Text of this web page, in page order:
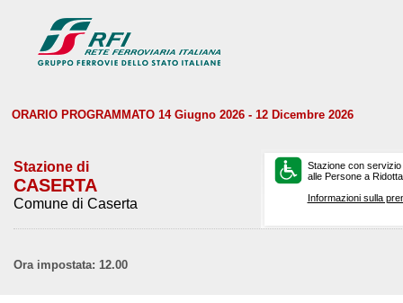
ORARIO PROGRAMMATO 14 Giugno 2026 - 12 Dicembre 2026
Stazione di
CASERTA
Comune di Caserta
Stazione con
alle Persone a
Informazioni sulla
Ora impostata: 12.00